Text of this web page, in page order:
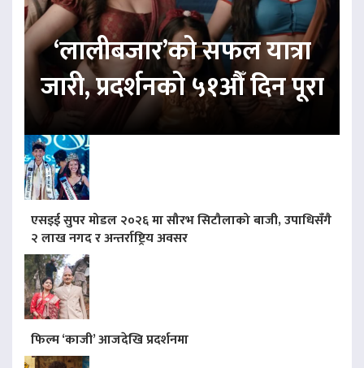
‘लालीबजार’को सफल यात्रा
जारी, प्रदर्शनको ५१औँ दिन पूरा
एसइई सुपर मोडल २०२६ मा सौरभ सिटौलाको बाजी, उपाधिसँगै
२ लाख नगद र अन्तर्राष्ट्रिय अवसर
फिल्म ‘काजी’ आजदेखि प्रदर्शनमा